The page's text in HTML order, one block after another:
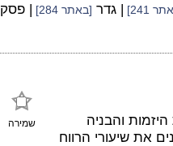
241] | גדר [באתר 284]
| פסק
שמירה
והבניה
את שיעורי הרווח